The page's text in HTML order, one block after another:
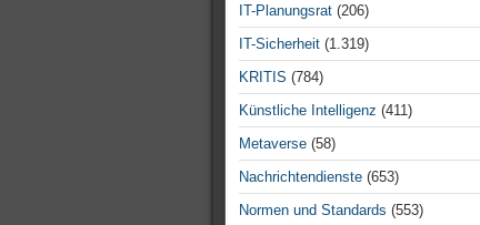
IT-Planungsrat (206)
IT-Sicherheit (1.319)
KRITIS (784)
Künstliche Intelligenz (411)
Metaverse (58)
Nachrichtendienste (653)
Normen und Standards (553)